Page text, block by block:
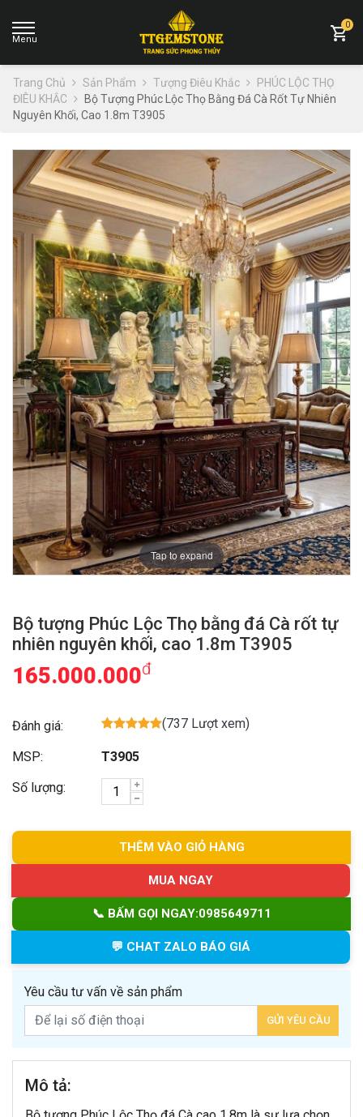
0
Trang Chủ Sản Phẩm Tượng Điêu Khắc
PHÚC LỘC THỌ
ĐIÊU KHẮC
Bộ Tượng Phúc Lộc Thọ Bằng Đá Cà Rốt Tự Nhiên
Nguyên Khối, Cao 1.8m T3905
Tap to expand
Bộ tượng Phúc Lộc Thọ bằng đá Cà rốt tự
nhiên nguyên khối, cao 1.8m T3905
165.000.000đ
Đánh giá: (737 Lượt xem)
MSP:
T3905
Số lượng:
THÊM VÀO GIỎ HÀNG
MUA NGAY
📞 BẤM GỌI NGAY:0985649711
💬 CHAT ZALO BÁO GIÁ
Yêu cầu tư vấn về sản phẩm
Mô tả: